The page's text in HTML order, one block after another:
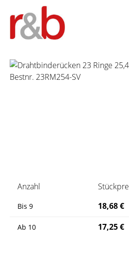
Bildergalerie überspringen
Anzahl
Bis 9 18,68 €
Ab 10 17,25 €